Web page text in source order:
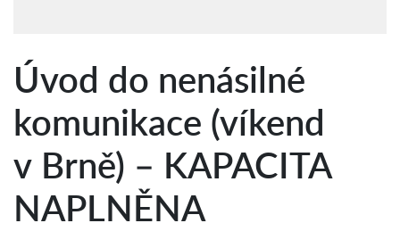
Úvod do nenásilné
komunikace (víkend
v Brně) – KAPACITA
NAPLNĚNA